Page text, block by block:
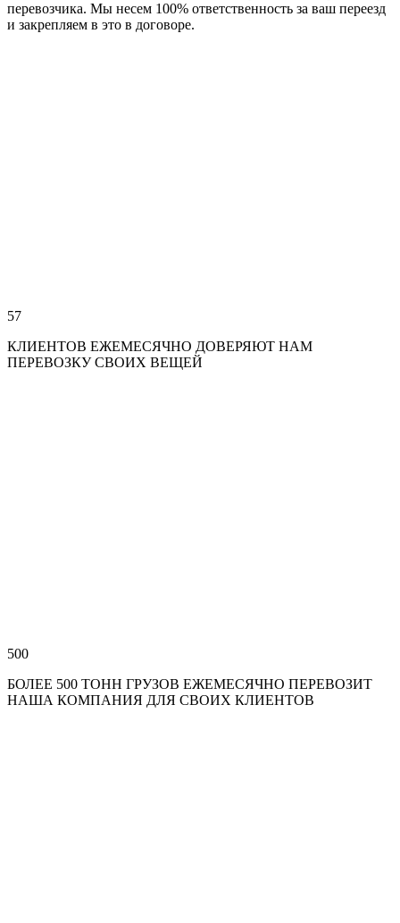
перевозчика. Мы несем 100% ответственность за ваш переезд
и закрепляем в это в договоре.
57
КЛИЕНТОВ ЕЖЕМЕСЯЧНО ДОВЕРЯЮТ НАМ
ПЕРЕВОЗКУ СВОИХ ВЕЩЕЙ
500
БОЛЕЕ 500 ТОНН ГРУЗОВ ЕЖЕМЕСЯЧНО ПЕРЕВОЗИТ
НАША КОМПАНИЯ ДЛЯ СВОИХ КЛИЕНТОВ